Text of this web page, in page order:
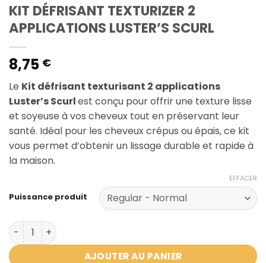
KIT DÉFRISANT TEXTURIZER 2
APPLICATIONS LUSTER’S SCURL
8,75 €
Le Kit défrisant texturisant 2 applications
Luster’s Scurlest conçu pour offrir une texture lisse
et soyeuse à vos cheveux tout en préservant leur
santé. Idéal pour les cheveux crépus ou épais, ce kit
vous permet d’obtenir un lissage durable et rapide à
la maison.
Puissance produit
EFFACER
quantité de KIT DÉFRISANT TEXTURIZER 2 APPLICATIONS
AJOUTER AU PANIER